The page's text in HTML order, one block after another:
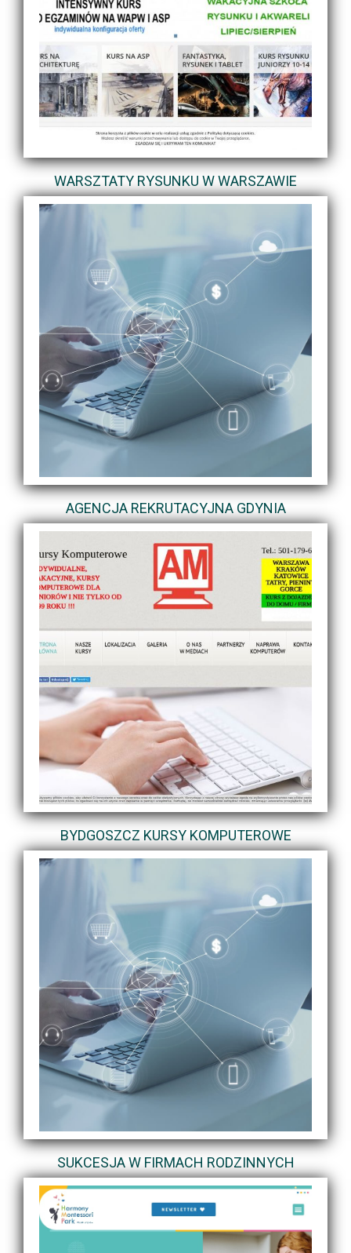
WARSZTATY RYSUNKU W WARSZAWIE
AGENCJA REKRUTACYJNA GDYNIA
BYDGOSZCZ KURSY KOMPUTEROWE
SUKCESJA W FIRMACH RODZINNYCH